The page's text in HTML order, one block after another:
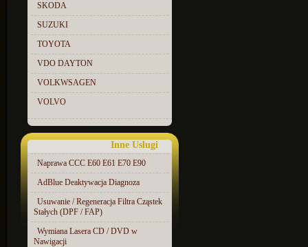
SKODA
SUZUKI
TOYOTA
VDO DAYTON
VOLKWSAGEN
VOLVO
Inne Uslugi
Naprawa CCC E60 E61 E70 E90
AdBlue Deaktywacja Diagnoza
Usuwanie / Regeneracja Filtra Cząstek
Stałych (DPF / FAP)
Wymiana Lasera CD / DVD w
Nawigacji